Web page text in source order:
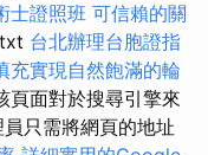
士證照班 可信賴的關
台北辦理台胞證指
充實現自然飽滿的輪
頁面對於搜尋引擎來
只需將網頁的地址